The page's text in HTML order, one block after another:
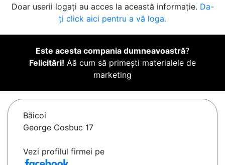
Doar userii logați au acces la această informație. Da-
ți click aici pentru a vă loga.
Este acesta compania dumneavoastră?
Felicitări! Aă cum să primești materialele de
marketing
Băicoi
George Cosbuc 17
Vezi profilul firmei pe